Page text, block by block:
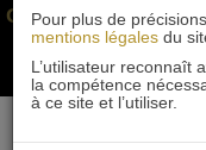
GESTION 21 ©
Pour plus de
mentions légales du
L’utilisateur reconnaît
la compétence
à ce site et l’utiliser.